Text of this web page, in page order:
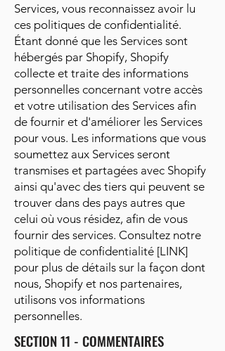
Services, vous reconnaissez avoir lu
ces politiques de confidentialité.
Étant donné que les Services sont
hébergés par Shopify, Shopify
collecte et traite des informations
personnelles concernant votre accès
et votre utilisation des Services afin
de fournir et d'améliorer les Services
pour vous. Les informations que vous
soumettez aux Services seront
transmises et partagées avec Shopify
ainsi qu'avec des tiers qui peuvent se
trouver dans des pays autres que
celui où vous résidez, afin de vous
fournir des services. Consultez notre
politique de confidentialité [LINK]
pour plus de détails sur la façon dont
nous, Shopify et nos partenaires,
utilisons vos informations
personnelles.
SECTION 11 - COMMENTAIRES